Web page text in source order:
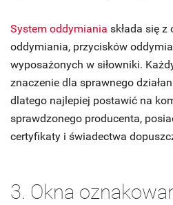
System oddymiania składa się z
oddymiania, przycisków
wyposażonych w siłowniki.
znaczenie dla sprawnego
dlatego najlepiej postawić na
sprawdzonego producenta,
certyfikaty i świadectwa
3. Okna